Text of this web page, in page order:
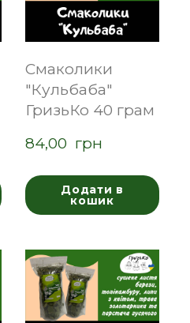
Смаколики
"Кульбаба"
ГризьКо 40 грам
84,00  грн
Додати в
кошик